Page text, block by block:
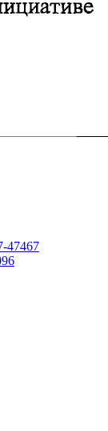
47467